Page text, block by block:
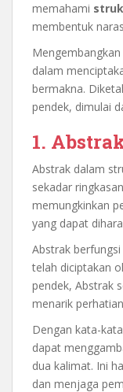
memahami
membentuk
dalam
bermakna.
pendek, dimulai
1.
Abstrak dalam
sekadar
memungkinkan
yang dapat
Abstrak
telah diciptakan
pendek, Abstrak
menarik
Dengan kata-
dapat
dua kalimat. Ini
dan menjaga